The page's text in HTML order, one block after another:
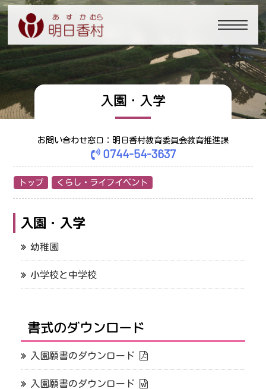
入園・入学
お問い合わせ窓口：明日香村教育委員会教育推進課
0744-54-3637
トップ くらし・ライフイベント
入園・入学
幼稚園
小学校と中学校
書式のダウンロード
入園願書のダウンロード
入園願書のダウンロード